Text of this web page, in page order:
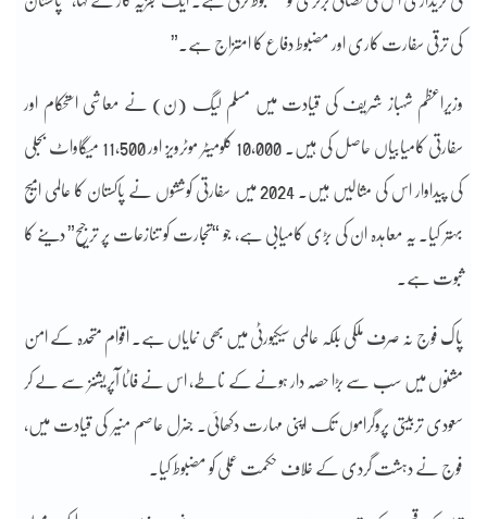
کی ترقی سفارت کاری اور مضبوط دفاع کا امتزاج ہے۔”
وزیراعظم شہباز شریف کی قیادت میں مسلم لیگ (ن) نے معاشی استحکام اور
سفارتی کامیابیاں حاصل کی ہیں۔ 10,000 کلومیٹر موٹرویز اور 11,500 میگاواٹ بجلی
کی پیداوار اس کی مثالیں ہیں۔ 2024 میں سفارتی کوششوں نے پاکستان کا عالمی امیج
بہتر کیا۔ یہ معاہدہ ان کی بڑی کامیابی ہے، جو “تجارت کو تنازعات پر ترجیح” دینے کا
ثبوت ہے۔
پاک فوج نہ صرف ملکی بلکہ عالمی سیکیورٹی میں بھی نمایاں ہے۔ اقوام متحدہ کے امن
مشنوں میں سب سے بڑا حصہ دار ہونے کے ناطے، اس نے فاٹا آپریشنز سے لے کر
سعودی تربیتی پروگراموں تک اپنی مہارت دکھائی۔ جنرل عاصم منیر کی قیادت میں،
فوج نے دہشت گردی کے خلاف حکمت عملی کو مضبوط کیا۔